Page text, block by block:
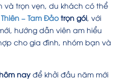
và trọn vẹn, du khách có thể
– Tam Đảotrọn gói, với
hướng dẫn viên am hiểu
cho gia đình, nhóm bạn và
nay để khởi đầu năm mới